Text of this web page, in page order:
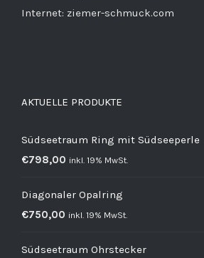
Internet: ziemer-schmuck.com
AKTUELLE PRODUKTE
Südseetraum Ring mit Südseeperle
€798,00 inkl. 19% MwSt.
Diagonaler Opalring
€750,00 inkl. 19% MwSt.
Südseetraum Ohrstecker